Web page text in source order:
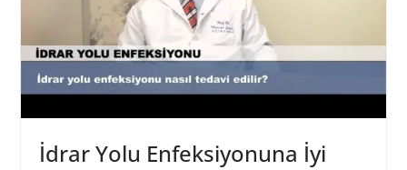
İdrar Yolu Enfeksiyonuna İyi